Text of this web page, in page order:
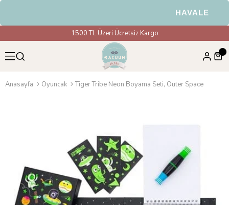
HAVALE &
1500 TL Üzeri Ücretsiz Kargo
Anasayfa Oyuncak Tiger Tribe Neon Boyama Seti, Outer Space